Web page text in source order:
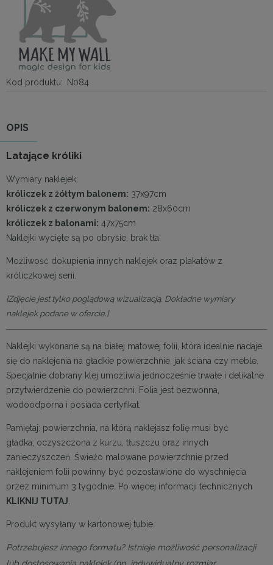
Kod produktu: N084
OPIS
Latające króliki
Wymiary naklejek:
króliczek z żółtym balonem: 37x97cm
króliczek z czerwonym balonem: 28x60cm
króliczek z balonami: 47x75cm
Naklejki wycięte są po obrysie, brak tła.
Możliwość dokupienia innych naklejek oraz plakatów z
króliczkowej serii.
[Zdjęcie jest tylko poglądową wizualizacją. Dokładne wymiary
naklejek podane w ofercie.]
Naklejki wykonane są na białej matowej folii, która idealnie nadaje
się do naklejenia na gładkie powierzchnie, jak ściana czy meble.
Specjalnie dobrany klej umożliwia jednocześnie trwałe i delikatne
przytwierdzenie do powierzchni. Folia jest bezwonna,
wodoodporna i posiada certyfikat.
Pamiętaj: powierzchnia, na którą naklejasz folię musi być
gładka, oczyszczona z kurzu, tłuszczu oraz innych
zanieczyszczeń. Świeżo malowane powierzchnie przed
naklejeniem folii powinny być pozostawione do wyschnięcia
przez minimum 3 tygodnie. Po więcej informacji technicznych
KLIKNIJ TUTAJ
Produkt wysyłany w kartonowej tubie.
Potrzebujesz innego formatu? Istnieje możliwość personalizacji
lub dostosowania naklejek (np. indywidualny rozmiar,